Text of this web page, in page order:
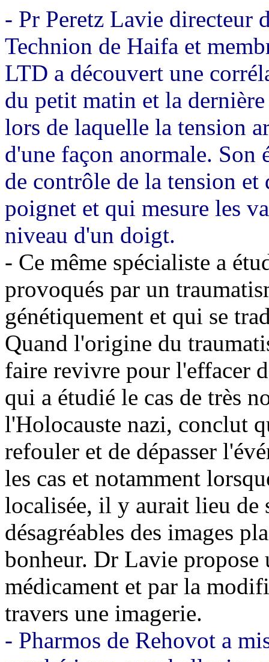
- Pr Peretz Lavie directeur
Technion de Haifa et
LTD a découvert une
du petit matin et la
lors de laquelle la tension
d'une façon anormale. Son
de contrôle de la tension et
poignet et qui mesure les
niveau d'un doigt.
- Ce même spécialiste a
provoqués par un
génétiquement et qui se
Quand l'origine du
faire revivre pour l'effacer
qui a étudié le cas de très
l'Holocauste nazi, conclut
refouler et de dépasser
les cas et notamment
localisée, il y aurait lieu de
désagréables des images
bonheur. Dr Lavie propose
médicament et par la
travers une imagerie.
- Pharmos de Rehovot a